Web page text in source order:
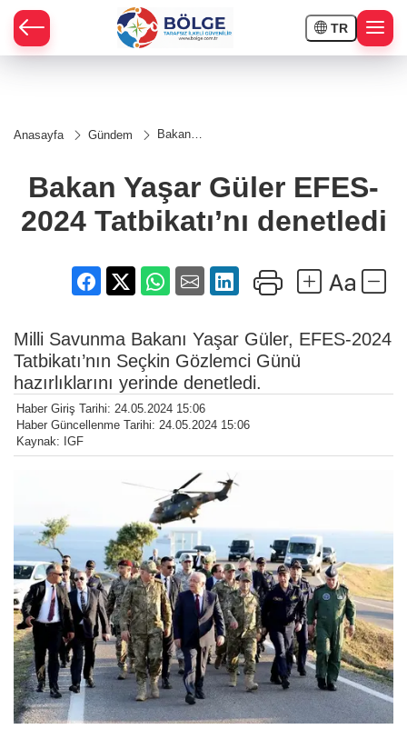
TR
Anasayfa Gündem
Bakan
2024
Tatbikatı’nı
denetledi
Bakan Yaşar Güler EFES-
2024 Tatbikatı’nı denetledi
Milli Savunma Bakanı Yaşar Güler, EFES-2024
Tatbikatı’nın Seçkin Gözlemci Günü
hazırlıklarını yerinde denetledi.
Haber Giriş Tarihi: 24.05.2024 15:06
Haber Güncellenme Tarihi: 24.05.2024 15:06
Kaynak: IGF